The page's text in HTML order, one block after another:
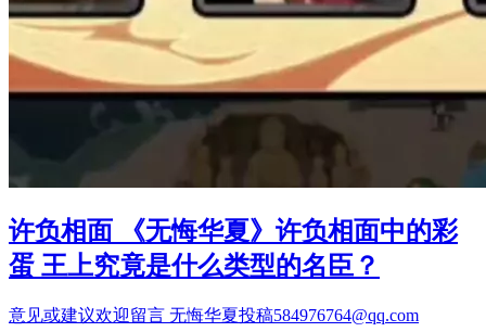
许负相面 《无悔华夏》许负相面中的彩
蛋 王上究竟是什么类型的名臣？
意见或建议欢迎留言 无悔华夏投稿584976764@qq.com